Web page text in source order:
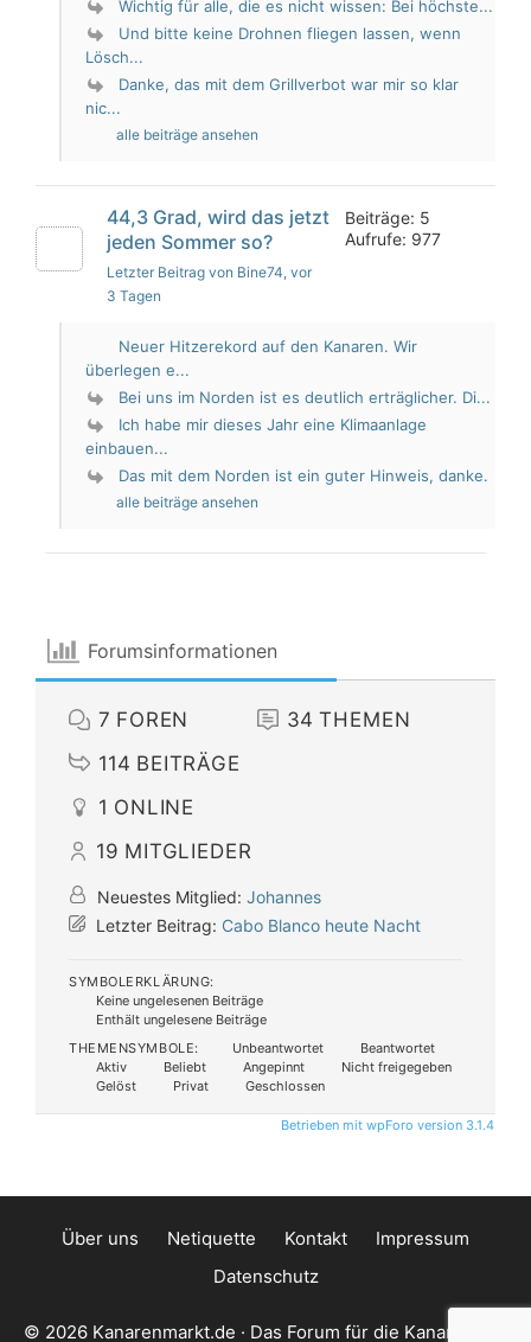
Wichtig für alle, die es nicht wissen: Bei höchste...
Und bitte keine Drohnen fliegen lassen, wenn
Lösch...
Danke, das mit dem Grillverbot war mir so klar
nic...
alle beiträge ansehen
44,3 Grad, wird das jetzt
jeden Sommer so?
Letzter Beitrag von Bine74, vor
3 Tagen
Beiträge: 5
Aufrufe: 977
Neuer Hitzerekord auf den Kanaren. Wir
überlegen e...
Bei uns im Norden ist es deutlich erträglicher. Di...
Ich habe mir dieses Jahr eine Klimaanlage
einbauen...
Das mit dem Norden ist ein guter Hinweis, danke.
alle beiträge ansehen
Forumsinformationen
7 FOREN 34 THEMEN
114 BEITRÄGE
1 ONLINE
19 MITGLIEDER
Neuestes Mitglied: Johannes
Letzter Beitrag: Cabo Blanco heute Nacht
SYMBOLERKLÄRUNG:
Keine ungelesenen Beiträge
Enthält ungelesene Beiträge
THEMENSYMBOLE:
Unbeantwortet
Beantwortet
Aktiv
Beliebt Angepinnt
Nicht freigegeben
Gelöst
Privat Geschlossen
Betrieben mit wpForo version 3.1.4
Über uns Netiquette Kontakt
Impressum
Datenschutz
© 2026 Kanarenmarkt.de · Das Forum für die Kanarischen